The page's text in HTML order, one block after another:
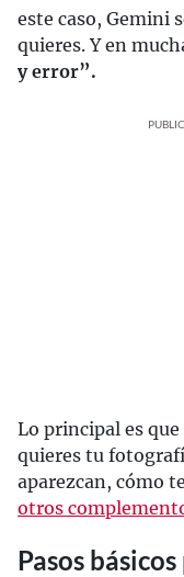
este caso, Gemini
quieres. Y en
y error”.
Lo principal es
quieres tu
aparezcan, cómo
otros
Pasos